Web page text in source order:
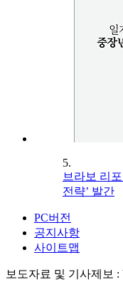
5.
브라보 리
전략’ 발간
PC버전
공지사항
사이트맵
보도자료 및 기사제보 :